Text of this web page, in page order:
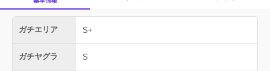
ガチエリア S+
ガチヤグラ S